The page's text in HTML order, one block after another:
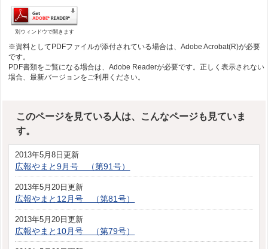
別ウィンドウで開きます
※資料としてPDFファイルが添付されている場合は、Adobe Acrobat(R)が必要
です。
PDF書類をご覧になる場合は、Adobe Readerが必要です。正しく表示されない
場合、最新バージョンをご利用ください。
このページを見ている人は、こんなページも見ていま
す。
2013年5月8日更新
広報やまと9月号 （第91号）
2013年5月20日更新
広報やまと12月号 （第81号）
2013年5月20日更新
広報やまと10月号 （第79号）